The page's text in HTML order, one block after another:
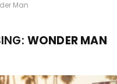
Man
WONDER MAN